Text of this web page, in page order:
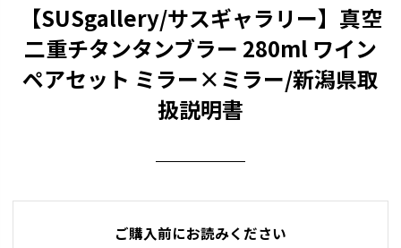
【SUSgallery/サスギャラリー】真空
二重チタンタンブラー 280ml ワイン
ペアセット ミラー×ミラー/新潟県取
扱説明書
ご購入前にお読みください